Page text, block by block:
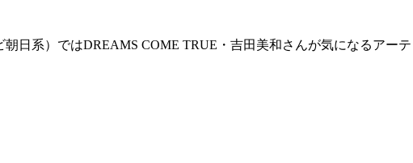
日系）ではDREAMS COME TRUE・吉田美和さんが気になるアー